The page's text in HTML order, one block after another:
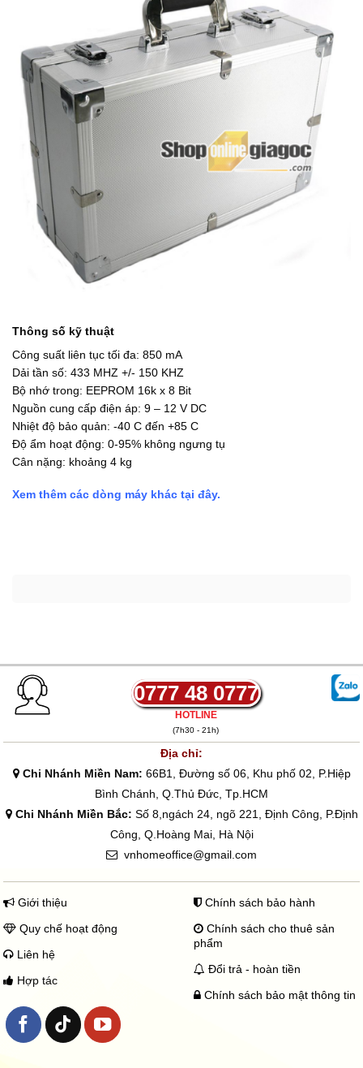
Thông số kỹ thuật
Công suất liên tục tối đa: 850 mA
Dải tần số: 433 MHZ +/- 150 KHZ
Bộ nhớ trong: EEPROM 16k x 8 Bit
Nguồn cung cấp điện áp: 9 – 12 V DC
Nhiệt độ bảo quản: -40 C đến +85 C
Độ ẩm hoạt động: 0-95% không ngưng tụ
Cân nặng: khoảng 4 kg
Xem thêm các dòng máy khác tại đây.
0777 48 0777
HOTLINE
(7h30 - 21h)
Địa chỉ:
Chi Nhánh Miền Nam: 66B1, Đường số 06, Khu phố 02, P.Hiệp
Bình Chánh, Q.Thủ Đức, Tp.HCM
Chi Nhánh Miền Bắc: Số 8,ngách 24, ngõ 221, Định Công, P.Định
Công, Q.Hoàng Mai, Hà Nội
vnhomeoffice@gmail.com
Giới thiệu
Quy chế hoạt động
Liên hệ
Hợp tác
Chính sách bảo hành
Chính sách cho thuê sản
phẩm
Đổi trả - hoàn tiền
Chính sách bảo mật thông tin